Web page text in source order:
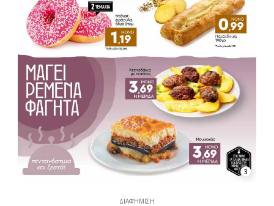
3
ΔΙΑΦΉΜΙΣΗ